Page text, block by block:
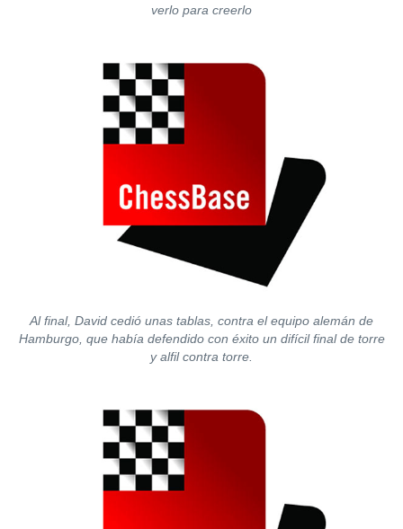
verlo para creerlo
Al final, David cedió unas tablas, contra el equipo alemán de
Hamburgo, que había defendido con éxito un difícil final de torre
y alfil contra torre.